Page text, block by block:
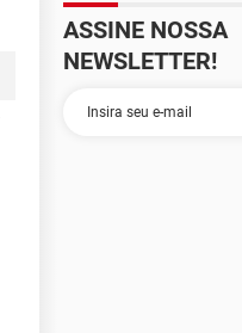
ASSINE NOSSA
NEWSLETTER!